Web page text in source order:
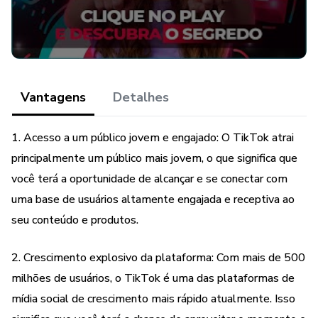
TikTok para comercializar o seu negócio com sucesso.
Você vai achar que é uma leitura fácil e
seguida, começar a implementar as
dicas e conselhos que encontrar aqui.
Vantagens Detalhes
1. Acesso a um público jovem e engajado: O TikTok atrai
principalmente um público mais jovem, o que significa que
você terá a oportunidade de alcançar e se conectar com
uma base de usuários altamente engajada e receptiva ao
seu conteúdo e produtos.
2. Crescimento explosivo da plataforma: Com mais de 500
milhões de usuários, o TikTok é uma das plataformas de
mídia social de crescimento mais rápido atualmente. Isso